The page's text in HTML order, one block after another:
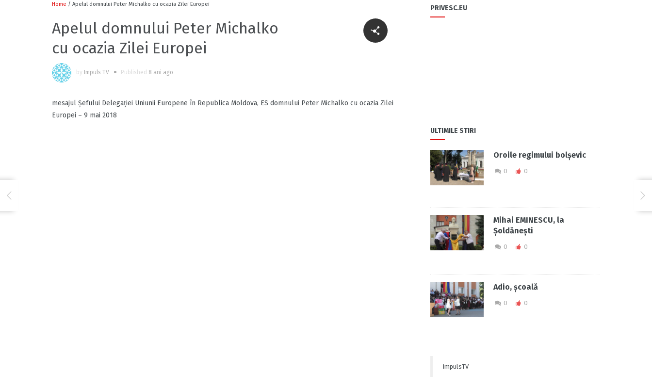
Home / Apelul domnului Peter Michalko cu ocazia Zilei Europei
Apelul domnului Peter Michalko
cu ocazia Zilei Europei
by Impuls TV Published 8 ani ago
mesajul Șefului Delegației Uniunii Europene în Republica Moldova, ES domnului Peter Michalko cu ocazia Zilei
Europei – 9 mai 2018
PRIVESC.EU
ULTIMILE STIRI
Oroile regimului bolșevic
0 0
Mihai EMINESCU, la
Șoldănești
0 0
Adio, școală
0 0
ImpulsTV